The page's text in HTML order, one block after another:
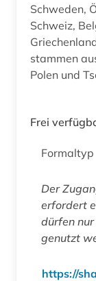
Schweden,
Schweiz,
stammen
Polen und
Frei
Formaltyp
Der
erfordert eine
dürfen
genutzt
https://